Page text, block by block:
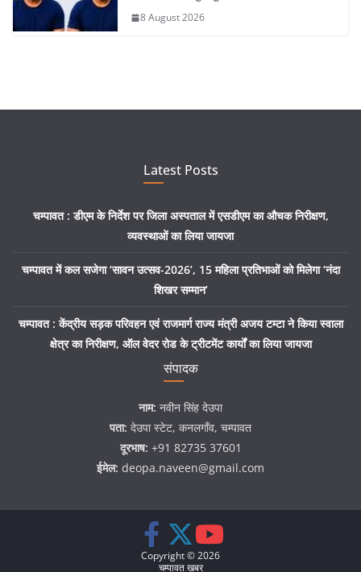
8 August 2026
Latest Posts
चम्पावत : डीएम के निर्देश पर जिला अस्पताल में एसडीएम का औचक निरीक्षण,
व्यवस्थाओं का लिया जायजा
चम्पावत में कल सजेगा ‘सावन उत्सव-2026’, 15 महिला प्रतिभाओं को मिलेगा ‘नंदा
शिखर सम्मान’
चम्पावत : केंद्रीय सड़क परिवहन एवं राजमार्ग राज्य मंत्री अजय टम्टा ने किया स्वाला
क्षेत्र का निरीक्षण, ऑल वेदर रोड के ट्रीटमेंट कार्यों का लिया जायजा
संपादक
नाम: नवीन सिंह देउपा
पता: देउपा स्टेट, कनलगाँव, चम्पावत
दूरभाष: +91 82735 37601
ईमेल: deopa.naveen@gmail.com
Copyright © 2026
चम्पावत ख़बर